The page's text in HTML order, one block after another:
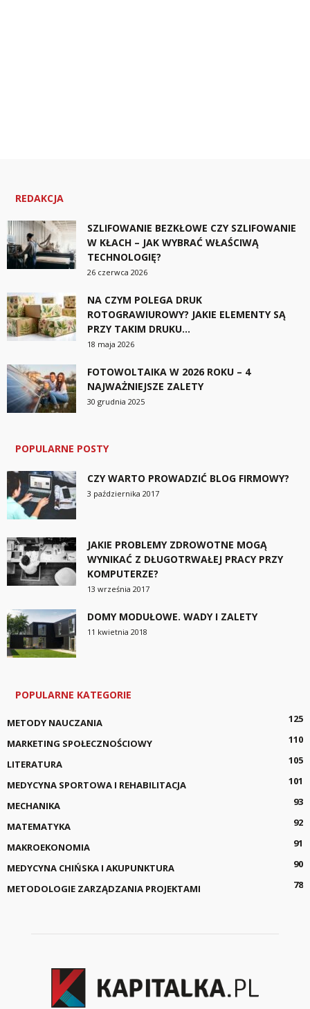
REDAKCJA
SZLIFOWANIE BEZKŁOWE CZY SZLIFOWANIE
W KŁACH – JAK WYBRAĆ WŁAŚCIWĄ
TECHNOLOGIĘ?
26 czerwca 2026
NA CZYM POLEGA DRUK
ROTOGRAWIUROWY? JAKIE ELEMENTY SĄ
PRZY TAKIM DRUKU...
18 maja 2026
FOTOWOLTAIKA W 2026 ROKU – 4
NAJWAŻNIEJSZE ZALETY
30 grudnia 2025
POPULARNE POSTY
CZY WARTO PROWADZIĆ BLOG FIRMOWY?
3 października 2017
JAKIE PROBLEMY ZDROWOTNE MOGĄ
WYNIKAĆ Z DŁUGOTRWAŁEJ PRACY PRZY
KOMPUTERZE?
13 września 2017
DOMY MODUŁOWE. WADY I ZALETY
11 kwietnia 2018
POPULARNE KATEGORIE
METODY NAUCZANIA
125
MARKETING SPOŁECZNOŚCIOWY
110
LITERATURA
105
MEDYCYNA SPORTOWA I REHABILITACJA
101
MECHANIKA
93
MATEMATYKA
92
MAKROEKONOMIA
91
MEDYCYNA CHIŃSKA I AKUPUNKTURA
90
METODOLOGIE ZARZĄDZANIA PROJEKTAMI
78